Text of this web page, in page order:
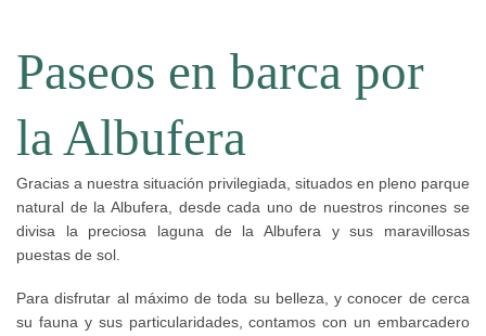
Paseos en barca por
la Albufera
Gracias a nuestra situación privilegiada, situados en pleno parque
natural de la Albufera, desde cada uno de nuestros rincones se
divisa la preciosa laguna de la Albufera y sus maravillosas
puestas de sol.
Para disfrutar al máximo de toda su belleza, y conocer de cerca
su fauna y sus particularidades, contamos con un embarcadero